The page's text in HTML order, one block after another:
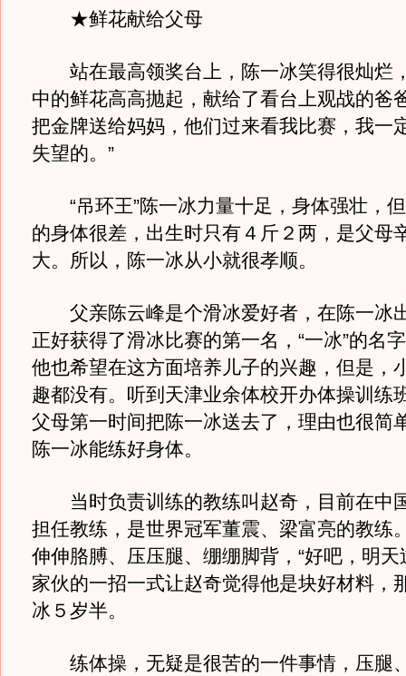
★鲜花献给父母
站在最高领奖台上，陈一冰笑得很灿烂
中的鲜花高高抛起，献给了看台上观战的爸
把金牌送给妈妈，他们过来看我比赛，我一
失望的。”
“吊环王”陈一冰力量十足，身体强壮，
的身体很差，出生时只有４斤２两，是父母
大。所以，陈一冰从小就很孝顺。
父亲陈云峰是个滑冰爱好者，在陈一冰
正好获得了滑冰比赛的第一名，“一冰”的名
他也希望在这方面培养儿子的兴趣，但是，
趣都没有。听到天津业余体校开办体操训练
父母第一时间把陈一冰送去了，理由也很简
陈一冰能练好身体。
当时负责训练的教练叫赵奇，目前在中
担任教练，是世界冠军董震、梁富亮的教练
伸伸胳膊、压压腿、绷绷脚背，“好吧，明天
家伙的一招一式让赵奇觉得他是块好材料，
冰５岁半。
练体操，无疑是很苦的一件事情，压腿